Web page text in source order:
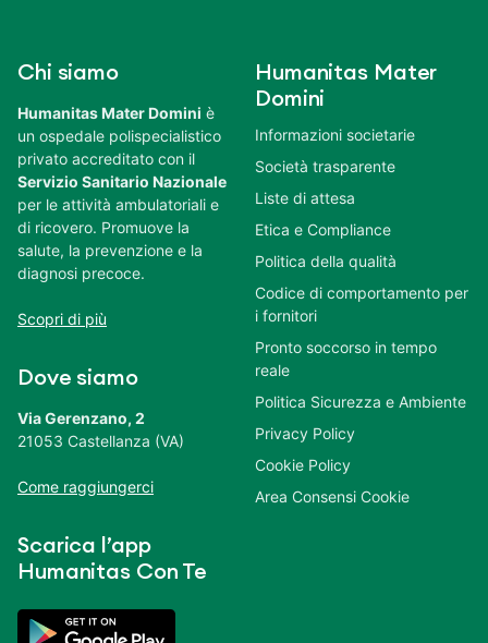
Chi siamo
Humanitas Mater Domini è
un ospedale polispecialistico
privato accreditato con il
Servizio Sanitario Nazionale
per le attività ambulatoriali e
di ricovero. Promuove la
salute, la prevenzione e la
diagnosi precoce.
Scopri di più
Dove siamo
Via Gerenzano, 2
21053 Castellanza (VA)
Come raggiungerci
Scarica l’app
Humanitas Con Te
Humanitas Mater
Domini
Informazioni societarie
Società trasparente
Liste di attesa
Etica e Compliance
Politica della qualità
Codice di comportamento per
i fornitori
Pronto soccorso in tempo
reale
Politica Sicurezza e Ambiente
Privacy Policy
Cookie Policy
Area Consensi Cookie